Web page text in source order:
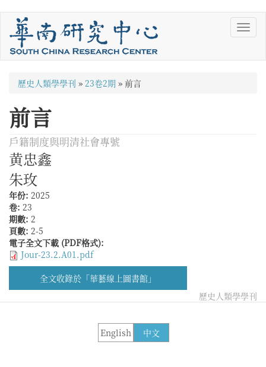
您
在
這
裡
歷史人類學學刊 » 23卷2期 » 前言
前言
戶籍制度與明清社會專號
黄忠鑫
朱玫
年份: 2025
卷: 23
期數: 2
頁數: 2-5
電子全文下載 (PDF格式):
Jour-23.2.A01.pdf
全文收錄於「華藝線上圖書館」
歷史人類學學刊
中文
English